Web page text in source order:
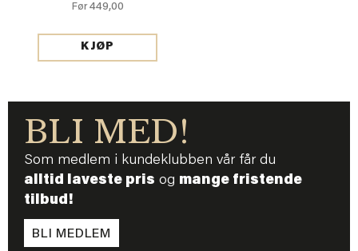
Før449,00
KJØP
BLI MED!
Som medlem i kundeklubben vår får du
alltid laveste pris og mange fristende
tilbud!
BLI MEDLEM